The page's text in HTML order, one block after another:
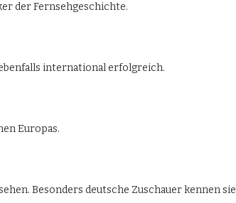
der Fernsehgeschichte.
international erfolgreich.
Europas.
Besonders deutsche Zuschauer kennen sie